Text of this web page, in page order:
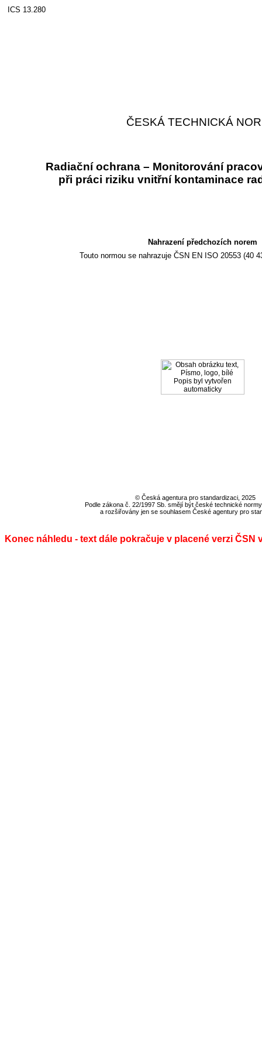
ICS 13.280
ČESKÁ TECHNICKÁ
Radiační ochrana – Monitorování
při práci riziku vnitřní kontaminace
Nahrazení předchozích norem
Touto normou se nahrazuje ČSN EN ISO 20553 (40
© Česká agentura pro standardizaci , 2025
Podle zákona č. 22/1997 Sb. smějí být české technické
a rozšiřovány jen se souhlasem České agentury pro
Konec náhledu - text dále pokračuje v placené verzi ČSN